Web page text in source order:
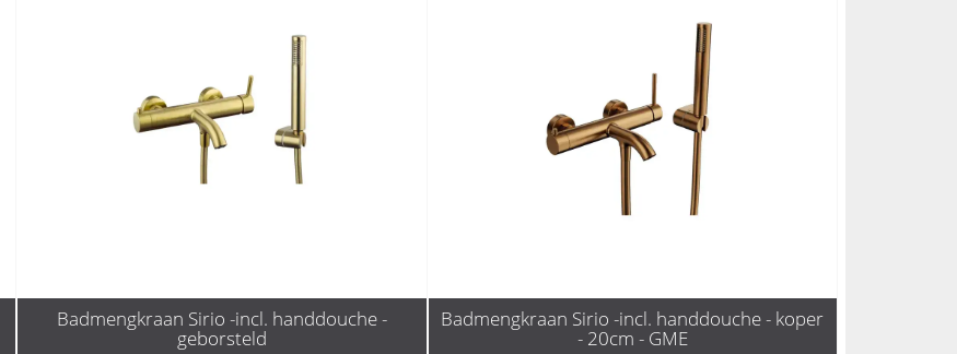
Badmengkraan Sirio -incl. handdouche -
geborsteld
Badmengkraan Sirio -incl. handdouche - koper
- 20cm - GME